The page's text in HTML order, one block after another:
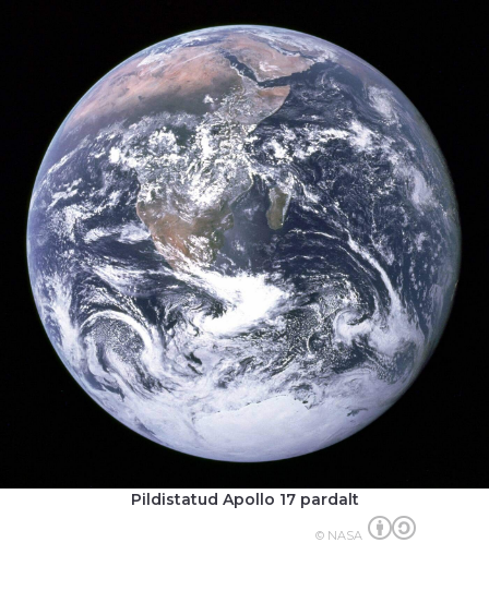
Pildistatud Apollo 17 pardalt
© NASA